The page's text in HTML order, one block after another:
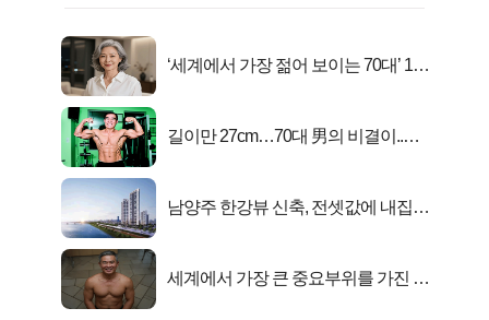
‘세계에서 가장 젊어 보이는 70대’ 1위
길이만 27cm…70대 男의 비결이..충
남양주 한강뷰 신축, 전셋값에 내집마
세계에서 가장 큰 중요부위를 가진 남